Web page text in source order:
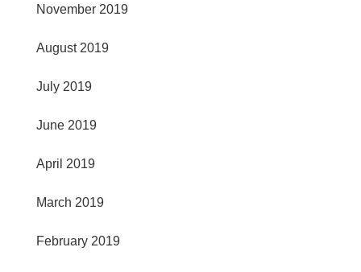
November 2019
August 2019
July 2019
June 2019
April 2019
March 2019
February 2019